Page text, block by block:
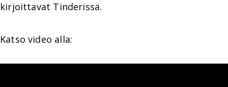
kirjoittavat Tinderissä.
Katso video alla: